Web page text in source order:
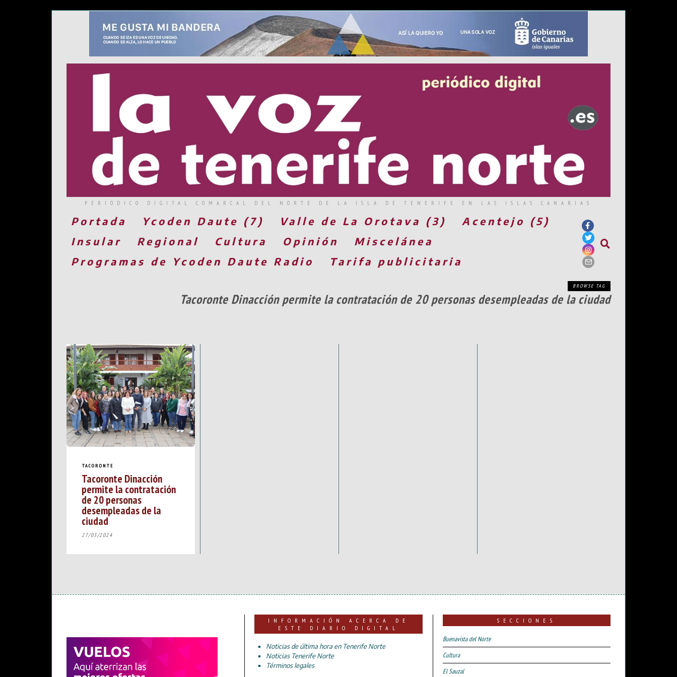
PERIÓDICO DIGITAL COMARCAL DEL NORTE DE LA ISLA DE TENERIFE EN LAS ISLAS CANARIAS
Portada Ycoden Daute (7) Valle de La Orotava (3)
Acentejo (5)
Insular
Regional Cultura Opinión
Miscelánea
Programas de Ycoden Daute Radio
Tarifa publicitaria
BROWSE TAG
Tacoronte Dinacción permite la contratación de 20 personas desempleadas de la ciudad
TACORONTE
Tacoronte Dinacción
permite la contratación
de 20 personas
desempleadas de la
ciudad
27/03/2024
INFORMACIÓN ACERCA DE
ESTE DIARIO DIGITAL
Noticias de última hora en Tenerife Norte
Noticias Tenerife Norte
Términos legales
SECCIONES
Buenavista del Norte
Cultura
El Sauzal